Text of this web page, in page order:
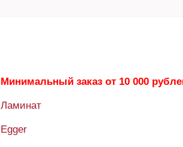
Минимальный заказ от 10 000
Ламинат
Egger